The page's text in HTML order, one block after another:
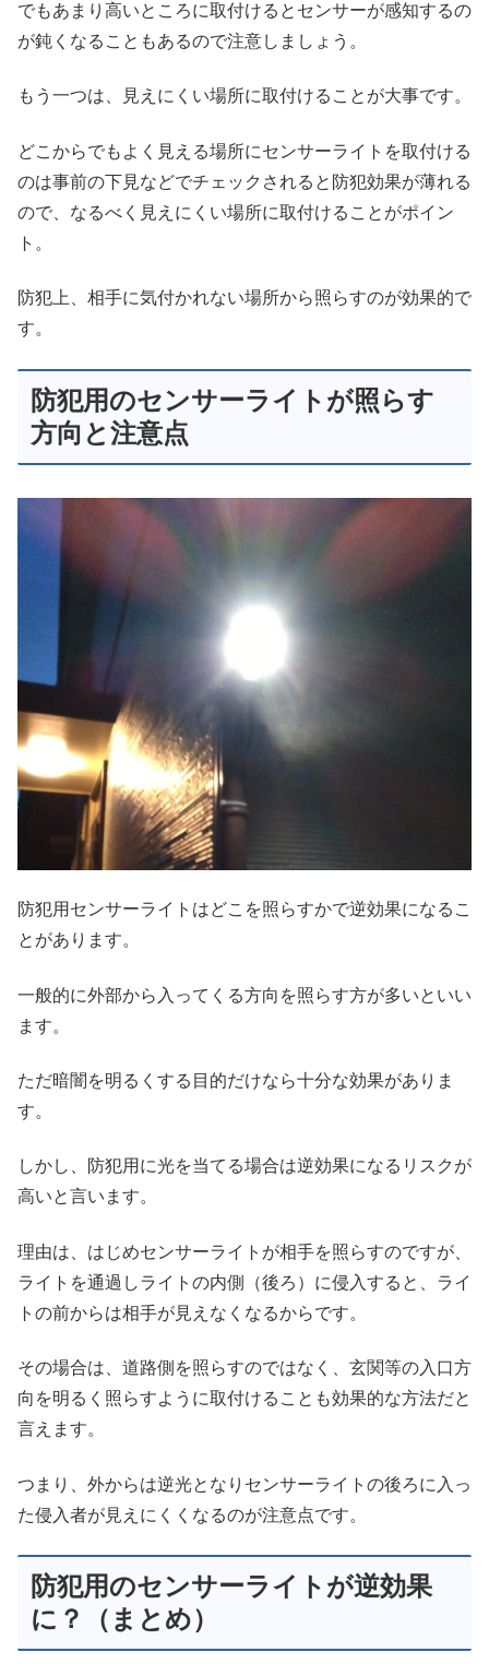
でもあまり高いところに取付けるとセンサーが感知するの
が鈍くなることもあるので注意しましょう。
もう一つは、見えにくい場所に取付けることが大事です。
どこからでもよく見える場所にセンサーライトを取付ける
のは事前の下見などでチェックされると防犯効果が薄れる
ので、なるべく見えにくい場所に取付けることがポイン
ト。
防犯上、相手に気付かれない場所から照らすのが効果的で
す。
防犯用のセンサーライトが照らす
方向と注意点
防犯用センサーライトはどこを照らすかで逆効果になるこ
とがあります。
一般的に外部から入ってくる方向を照らす方が多いといい
ます。
ただ暗闇を明るくする目的だけなら十分な効果がありま
す。
しかし、防犯用に光を当てる場合は逆効果になるリスクが
高いと言います。
理由は、はじめセンサーライトが相手を照らすのですが、
ライトを通過しライトの内側（後ろ）に侵入すると、ライ
トの前からは相手が見えなくなるからです。
その場合は、道路側を照らすのではなく、玄関等の入口方
向を明るく照らすように取付けることも効果的な方法だと
言えます。
つまり、外からは逆光となりセンサーライトの後ろに入っ
た侵入者が見えにくくなるのが注意点です。
防犯用のセンサーライトが逆効果
に？（まとめ）